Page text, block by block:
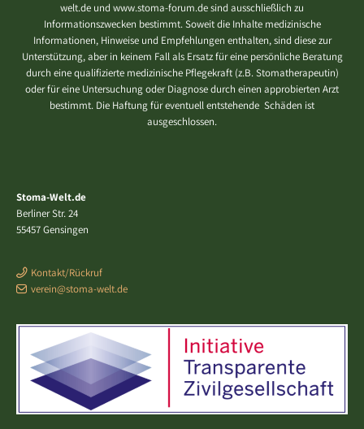
welt.de und www.stoma-forum.de sind ausschließlich zu
Informationszwecken bestimmt. Soweit die Inhalte medizinische
Informationen, Hinweise und Empfehlungen enthalten, sind diese zur
Unterstützung, aber in keinem Fall als Ersatz für eine persönliche Beratung
durch eine qualifizierte medizinische Pflegekraft (z.B. Stomatherapeutin)
oder für eine Untersuchung oder Diagnose durch einen approbierten Arzt
bestimmt. Die Haftung für eventuell entstehende Schäden ist
ausgeschlossen.
Stoma-Welt.de
Berliner Str. 24
55457 Gensingen
Kontakt/Rückruf
verein@stoma-welt.de